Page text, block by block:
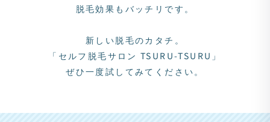
脱毛効果もバッチリです。
新しい脱毛のカタチ。
「セルフ脱毛サロン TSURU-TSURU」
ぜひ一度試してみてください。